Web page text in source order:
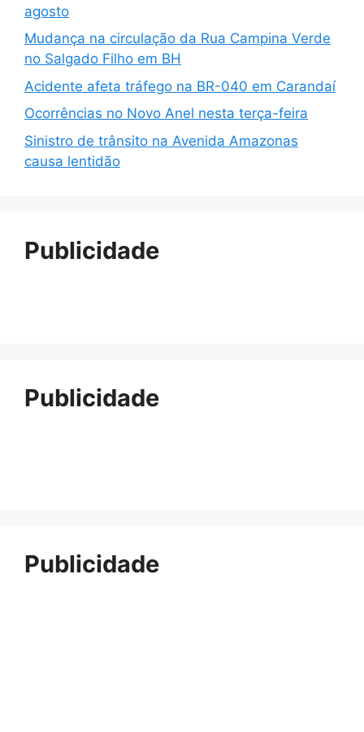
agosto
Mudança na circulação da Rua Campina Verde
no Salgado Filho em BH
Acidente afeta tráfego na BR-040 em Carandaí
Ocorrências no Novo Anel nesta terça-feira
Sinistro de trânsito na Avenida Amazonas
causa lentidão
Publicidade
Publicidade
Publicidade